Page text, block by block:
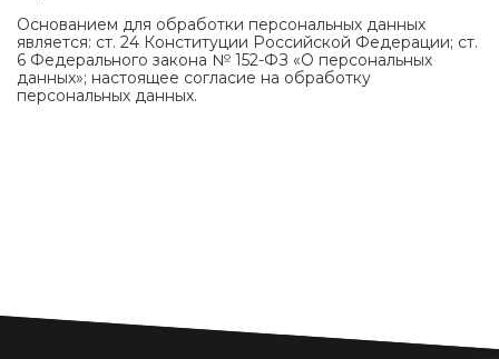
Основанием для обработки персональных данных
является: ст. 24 Конституции Российской Федерации; ст.
6 Федерального закона № 152-ФЗ «О персональных
данных»; настоящее согласие на обработку
персональных данных.